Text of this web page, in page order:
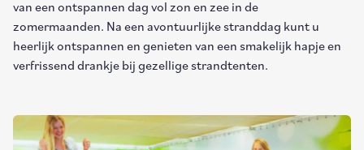
van een ontspannen dag vol zon en zee in de
zomermaanden. Na een avontuurlijke stranddag kunt u
heerlijk ontspannen en genieten van een smakelijk hapje en
verfrissend drankje bij gezellige strandtenten.